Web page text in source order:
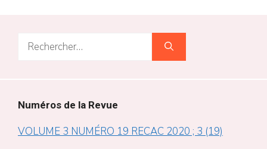
Rechercher :
Numéros de la Revue
VOLUME 3 NUMÉRO 19 RECAC 2020 ; 3 (19)